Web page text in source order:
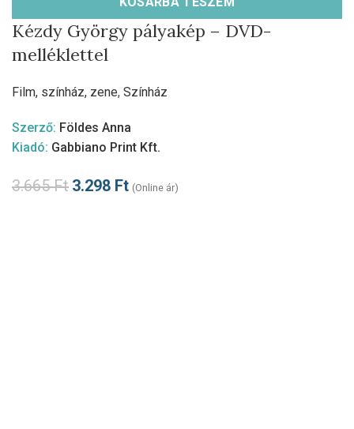
Kézdy György pályakép – DVD-
melléklettel
Film, színház, zene, Színház
Szerző: Földes Anna
Kiadó: Gabbiano Print Kft.
3.665Ft 3.298 Ft (Online ár)